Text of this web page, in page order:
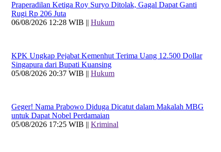
Praperadilan Ketiga Roy Suryo Ditolak, Gagal Dapat Ganti
Rugi Rp 206 Juta
06/08/2026 12:28 WIB || Hukum
KPK Ungkap Pejabat Kemenhut Terima Uang 12.500 Dollar
Singapura dari Bupati Kuansing
05/08/2026 20:37 WIB || Hukum
Geger! Nama Prabowo Diduga Dicatut dalam Makalah MBG
untuk Dapat Nobel Perdamaian
05/08/2026 17:25 WIB || Kriminal